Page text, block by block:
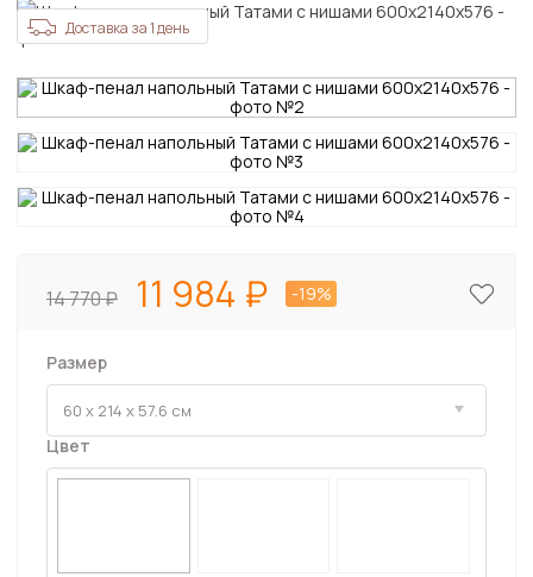
Доставка за 1 день
14 770 11 984 -19%
Размер
Цвет